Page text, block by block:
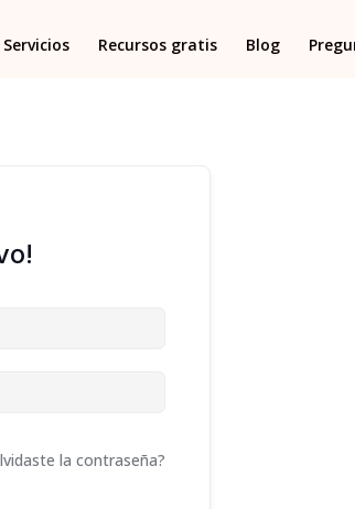
Servicios Recursos gratis Blog
la contraseña?